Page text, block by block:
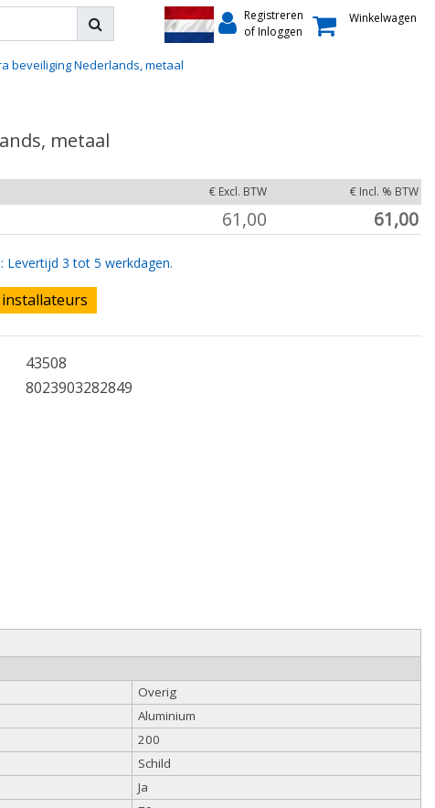
Registreren
of Inloggen
Winkelwagen
beveiliging Nederlands, metaal
metaal
€ Excl. BTW € Incl. % BTW
61,00 61,00
Levertijd 3 tot 5 werkdagen.
43508
8023903282849
Overig
Aluminium
200
Schild
Ja